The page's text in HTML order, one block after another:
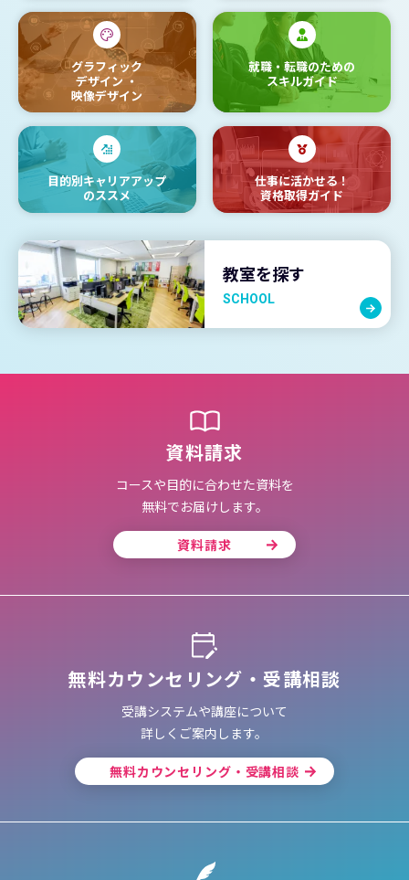
グラフィック
デザイン・
映像デザイン
就職・転職のための
スキルガイド
目的別キャリアアップ
のススメ
仕事に活かせる！
資格取得ガイド
教室を探す
SCHOOL
資料請求
コースや目的に合わせた資料を
無料でお届けします。
資料請求
無料カウンセリング・受講相談
受講システムや講座について
詳しくご案内します。
無料カウンセリング・受講相談